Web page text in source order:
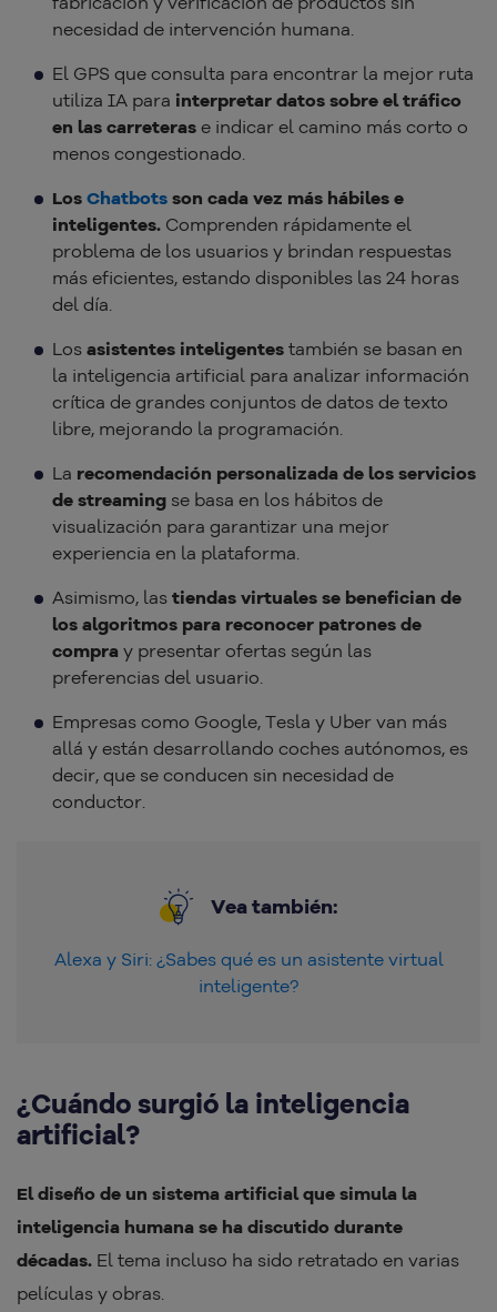
necesidad de intervención humana.
El GPS que consulta para encontrar la mejor ruta
utiliza IA para interpretar datos sobre el tráfico
en las carreteras e indicar el camino más corto o
menos congestionado.
Los Chatbots son cada vez más hábiles e
inteligentes. Comprenden rápidamente el
problema de los usuarios y brindan respuestas
más eficientes, estando disponibles las 24 horas
del día.
Los asistentes inteligentes también se basan en
la inteligencia artificial para analizar información
crítica de grandes conjuntos de datos de texto
libre, mejorando la programación.
La recomendación personalizada de los servicios
de streaming se basa en los hábitos de
visualización para garantizar una mejor
experiencia en la plataforma.
Asimismo, las tiendas virtuales se benefician de
los algoritmos para reconocer patrones de
compra y presentar ofertas según las
preferencias del usuario.
Empresas como Google, Tesla y Uber van más
allá y están desarrollando coches autónomos, es
decir, que se conducen sin necesidad de
conductor.
Vea también:
Alexa y Siri: ¿Sabes qué es un asistente virtual
inteligente?
¿Cuándo surgió la inteligencia
artificial?
El diseño de un sistema artificial que simula la
inteligencia humana se ha discutido durante
décadas. El tema incluso ha sido retratado en varias
películas y obras.